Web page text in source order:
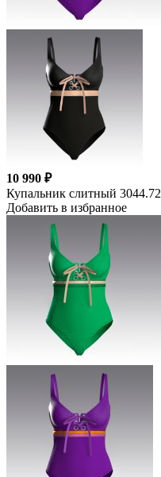
10 990 ₽
Купальник слитный 3044.72
Добавить в избранное